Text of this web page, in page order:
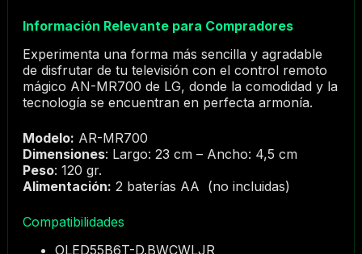
Información Relevante para Compradores
Experimenta una forma más sencilla y agradable
de disfrutar de tu televisión con el control remoto
mágico AN-MR700 de LG, donde la comodidad y la
tecnología se encuentran en perfecta armonía.
Modelo: AR-MR700
Dimensiones: Largo: 23 cm – Ancho: 4,5 cm
Peso: 120 gr.
Alimentación: 2 baterías AA (no incluidas)
Compatibilidades
OLED55B6T-D.BWCWLJR